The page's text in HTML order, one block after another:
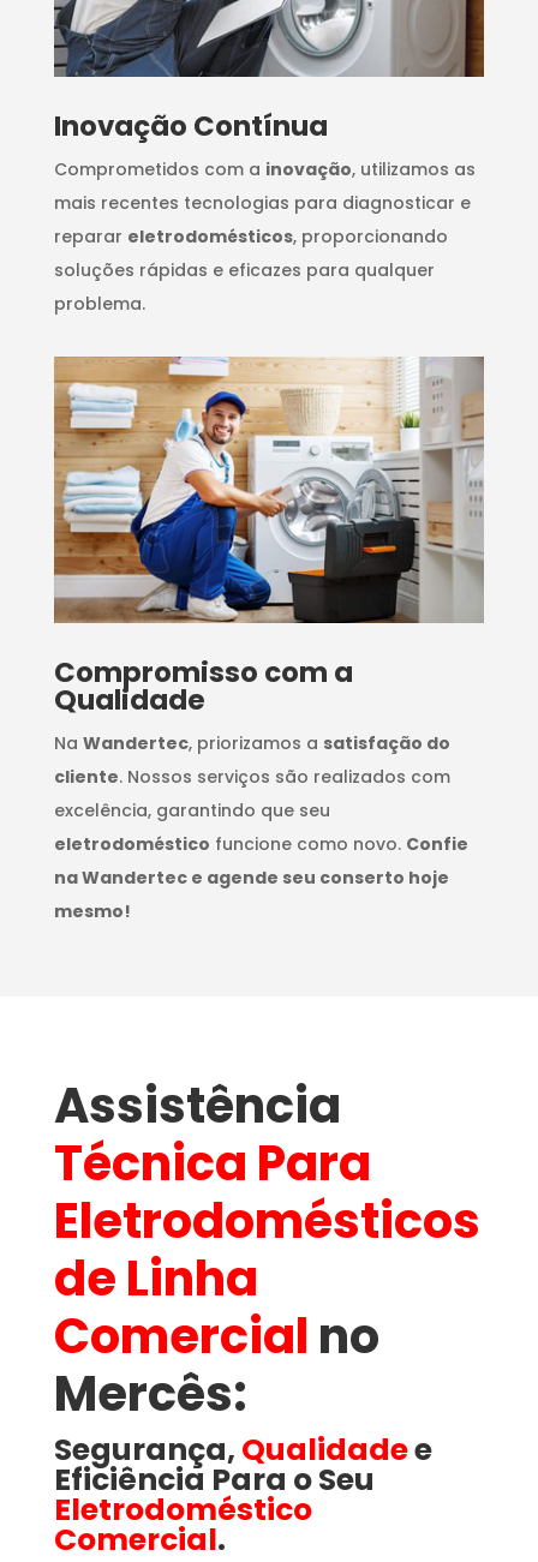
Inovação Contínua
Comprometidos com a inovação, utilizamos as
mais recentes tecnologias para diagnosticar e
reparar eletrodomésticos, proporcionando
soluções rápidas e eficazes para qualquer
problema.
Compromisso com a
Qualidade
Na Wandertec, priorizamos a satisfação do
cliente. Nossos serviços são realizados com
excelência, garantindo que seu
eletrodoméstico funcione como novo. Confie
na Wandertec e agende seu conserto hoje
mesmo!
Assistência
Técnica Para
Eletrodomésticos
de Linha
Comercial no
Mercês​:
Segurança, Qualidadee
Eficiência Para o Seu
Eletrodoméstico
Comercial.